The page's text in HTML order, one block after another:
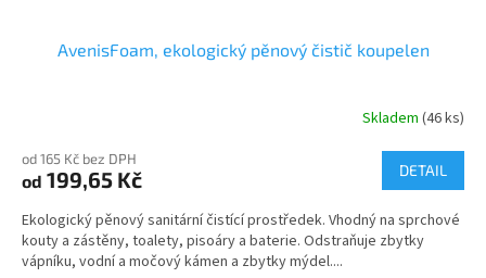
AvenisFoam, ekologický pěnový čistič koupelen
produktu
je
z
5
hvězdiček.
Skladem(46 ks)
od 165 Kč bez DPH
od 199,65 Kč DETAIL
Ekologický pěnový sanitární čistící prostředek. Vhodný na sprchové
kouty a zástěny, toalety, pisoáry a baterie. Odstraňuje zbytky
vápníku, vodní a močový kámen a zbytky mýdel....